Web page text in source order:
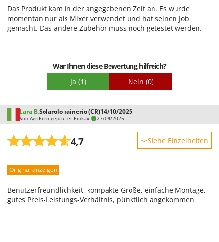
Qualität / Preis
Schwierigkeitsgrad Zusammenbau
Das Produkt kam in der angegebenen Zeit an. Es wurde
momentan nur als Mixer verwendet und hat seinen Job
gemacht. Das andere Zubehör muss noch getestet werden.
War Ihnen diese Bewertung hilfreich?
Ja (1) Nein (0)
Lara B.Solarolo rainerio (CR)14/10/2025
Von AgriEuro geprüfter Einkauf 27/09/2025
4,7 Siehe Einzelheiten
Leistung
Qualität / Preis
Original anzeigen
Benutzerfreundlichkeit, kompakte Größe, einfache Montage,
gutes Preis-Leistungs-Verhältnis, pünktlich angekommen